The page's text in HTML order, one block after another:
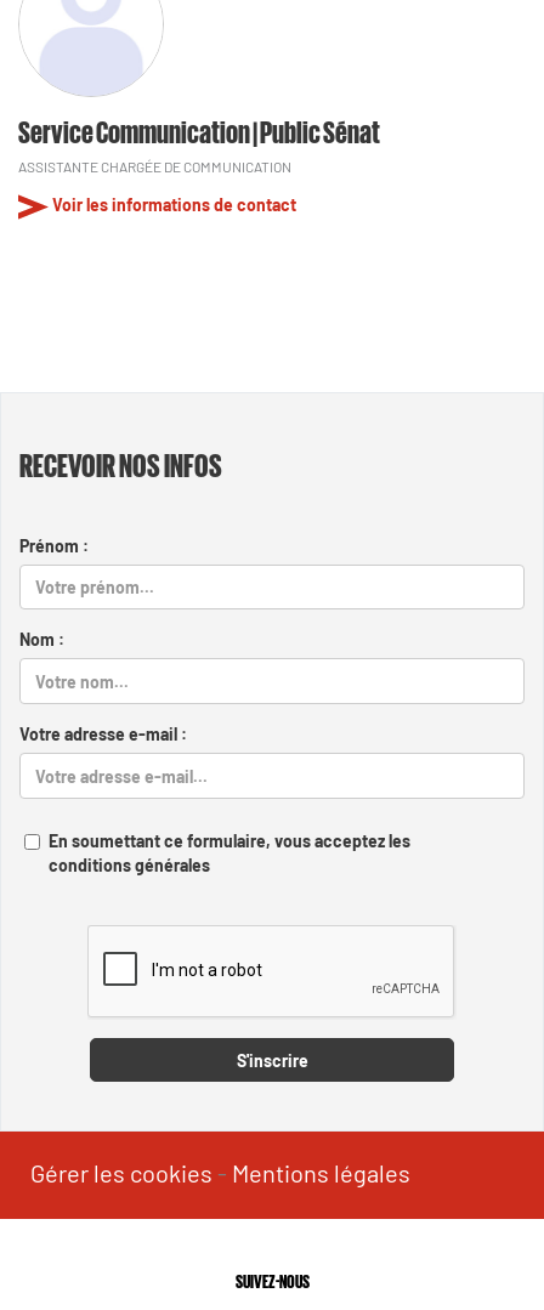
Service Communication | Public Sénat
ASSISTANTE CHARGÉE DE COMMUNICATION
Voir les informations de contact
RECEVOIR NOS INFOS
Prénom :
Nom :
Votre adresse e-mail :
En soumettant ce formulaire, vous acceptez les
conditions générales
S'inscrire
Gérer les cookies - Mentions légales
SUIVEZ-NOUS